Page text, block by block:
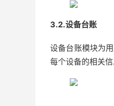
3.2.设备台账
设备台账模块为
每个设备的相关